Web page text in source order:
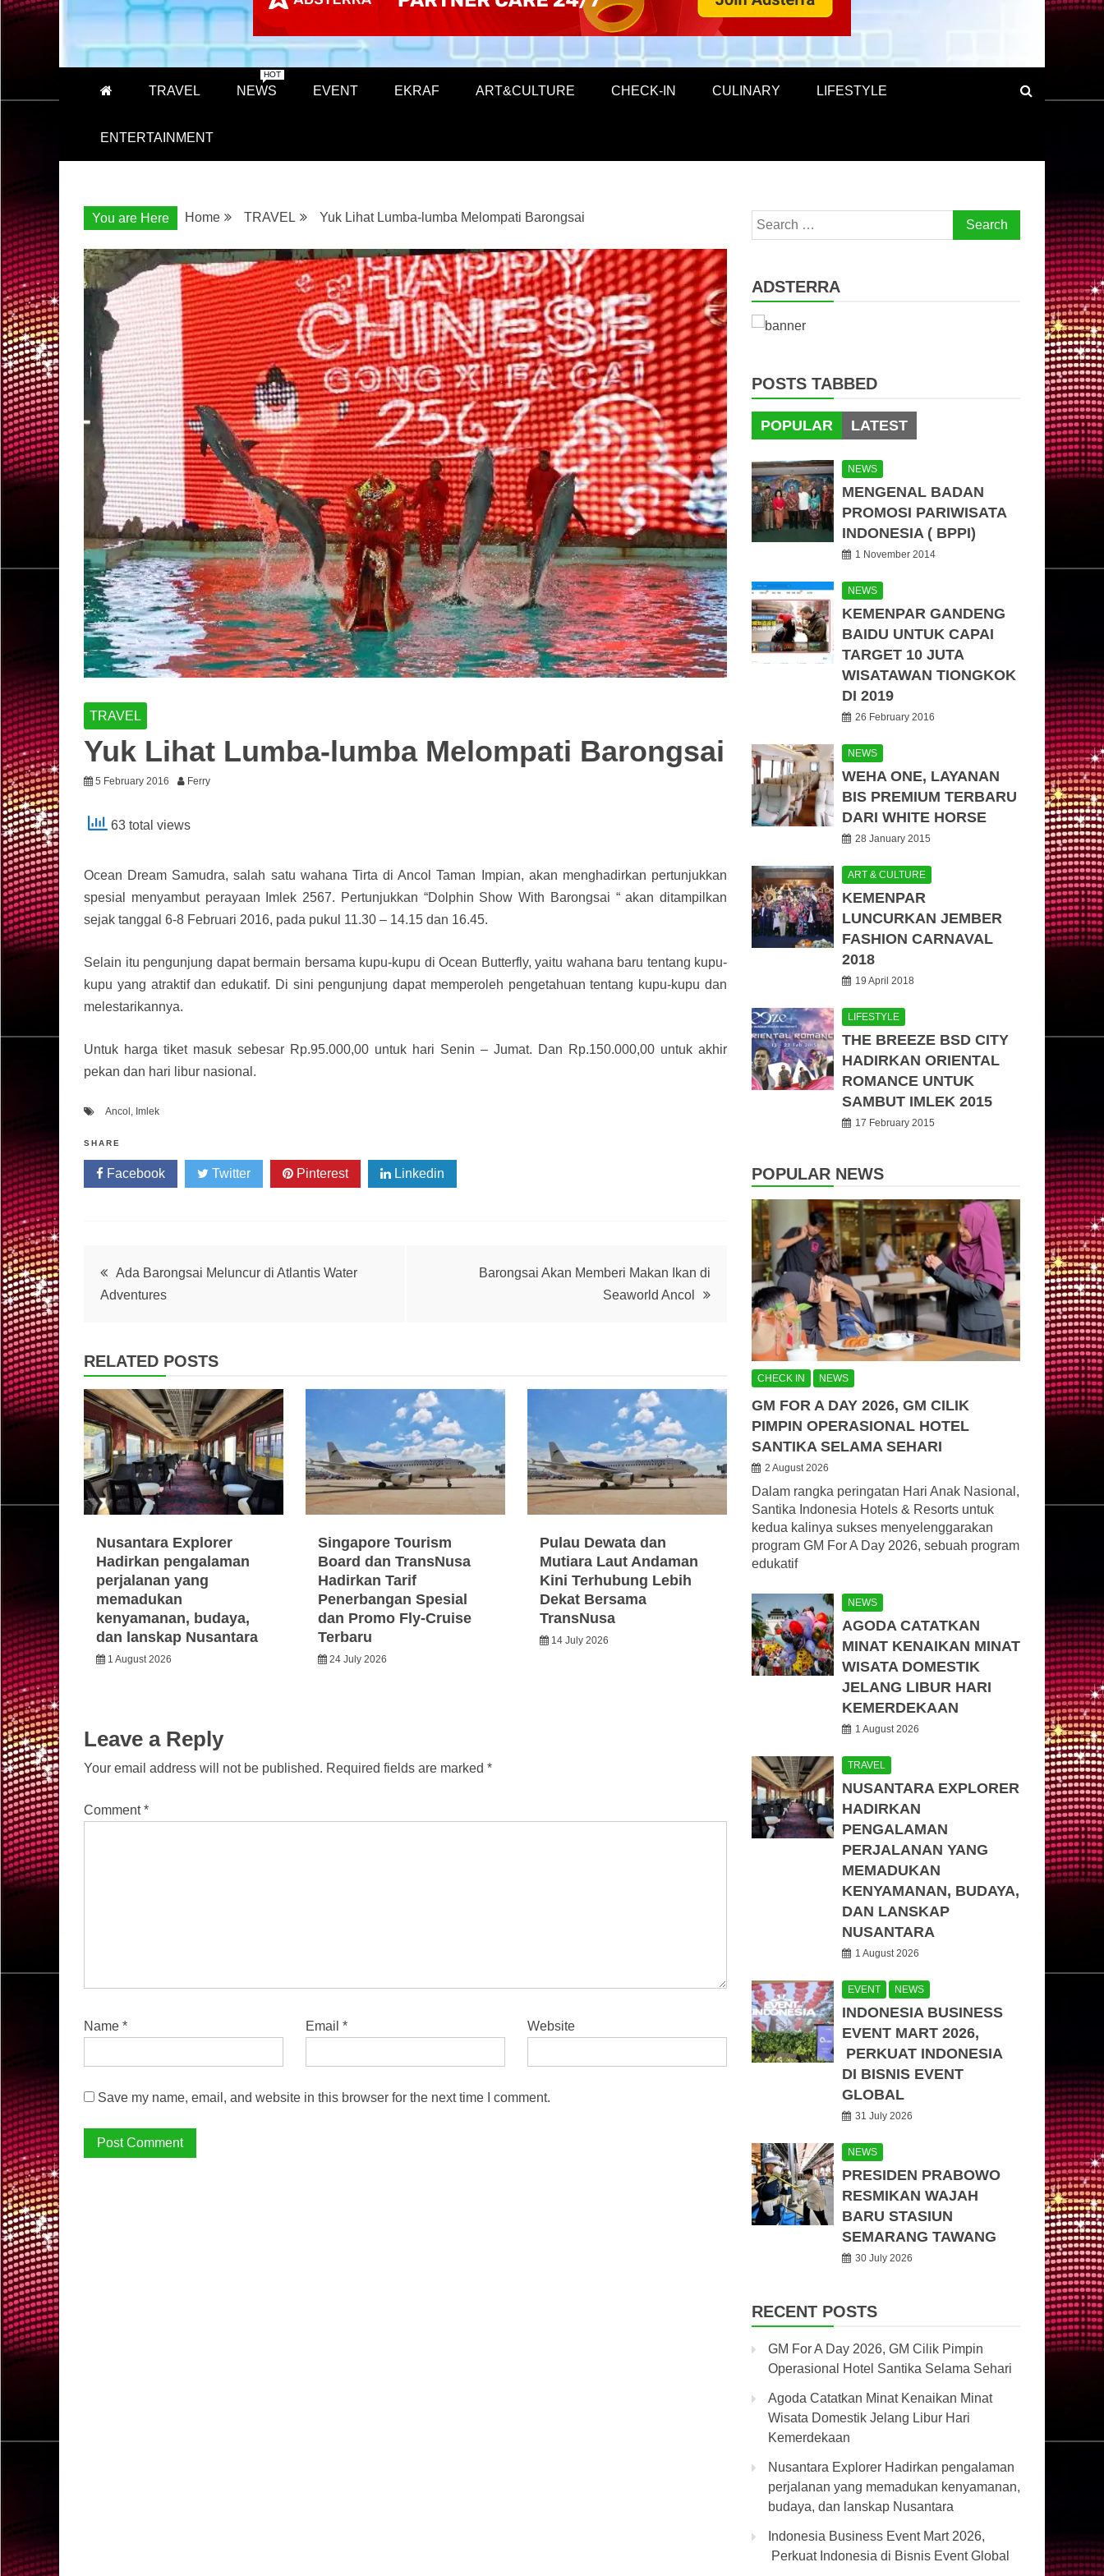
TRAVEL NEWS
HOT
EVENT EKRAF ART&CULTURE CHECK-IN CULINARY LIFESTYLE
ENTERTAINMENT
You are Here Home TRAVEL Yuk Lihat Lumba-lumba Melompati Barongsai
TRAVEL
Yuk Lihat Lumba-lumba Melompati Barongsai
5 February 2016 Ferry
63 total views
Ocean Dream Samudra, salah satu wahana Tirta di Ancol Taman Impian, akan menghadirkan pertunjukkan
spesial menyambut perayaan Imlek 2567. Pertunjukkan “Dolphin Show With Barongsai “ akan ditampilkan
sejak tanggal 6-8 Februari 2016, pada pukul 11.30 – 14.15 dan 16.45.
Selain itu pengunjung dapat bermain bersama kupu-kupu di Ocean Butterfly, yaitu wahana baru tentang kupu-
kupu yang atraktif dan edukatif. Di sini pengunjung dapat memperoleh pengetahuan tentang kupu-kupu dan
melestarikannya.
Untuk harga tiket masuk sebesar Rp.95.000,00 untuk hari Senin – Jumat. Dan Rp.150.000,00 untuk akhir
pekan dan hari libur nasional.
Ancol , Imlek
SHARE
Facebook Twitter Pinterest Linkedin
Post
Ada Barongsai Meluncur di Atlantis Water
Adventures
Barongsai Akan Memberi Makan Ikan di
Seaworld Ancol
RELATED POSTS
Nusantara Explorer
Hadirkan pengalaman
perjalanan yang
memadukan
kenyamanan, budaya,
dan lanskap Nusantara
1 August 2026
Singapore Tourism
Board dan TransNusa
Hadirkan Tarif
Penerbangan Spesial
dan Promo Fly-Cruise
Terbaru
24 July 2026
Pulau Dewata dan
Mutiara Laut Andaman
Kini Terhubung Lebih
Dekat Bersama
TransNusa
14 July 2026
Leave a Reply
Your email address will not be published. Required fields are marked *
Comment*
Name * Email* Website
Save my name, email, and website in this browser for the next time I comment.
Search
for:
ADSTERRA
POSTS TABBED
POPULAR LATEST
NEWS
MENGENAL BADAN
PROMOSI PARIWISATA
INDONESIA ( BPPI)
1 November 2014
NEWS
KEMENPAR GANDENG
BAIDU UNTUK CAPAI
TARGET 10 JUTA
WISATAWAN TIONGKOK
DI 2019
26 February 2016
NEWS
WEHA ONE, LAYANAN
BIS PREMIUM TERBARU
DARI WHITE HORSE
28 January 2015
ART & CULTURE
KEMENPAR
LUNCURKAN JEMBER
FASHION CARNAVAL
2018
19 April 2018
LIFESTYLE
THE BREEZE BSD CITY
HADIRKAN ORIENTAL
ROMANCE UNTUK
SAMBUT IMLEK 2015
17 February 2015
POPULAR NEWS
CHECK IN NEWS
GM FOR A DAY 2026, GM CILIK
PIMPIN OPERASIONAL HOTEL
SANTIKA SELAMA SEHARI
2 August 2026
Dalam rangka peringatan Hari Anak Nasional,
Santika Indonesia Hotels & Resorts untuk
kedua kalinya sukses menyelenggarakan
program GM For A Day 2026, sebuah program
edukatif
NEWS
AGODA CATATKAN
MINAT KENAIKAN MINAT
WISATA DOMESTIK
JELANG LIBUR HARI
KEMERDEKAAN
1 August 2026
TRAVEL
NUSANTARA EXPLORER
HADIRKAN
PENGALAMAN
PERJALANAN YANG
MEMADUKAN
KENYAMANAN, BUDAYA,
DAN LANSKAP
NUSANTARA
1 August 2026
EVENT NEWS
INDONESIA BUSINESS
EVENT MART 2026,
PERKUAT INDONESIA
DI BISNIS EVENT
GLOBAL
31 July 2026
NEWS
PRESIDEN PRABOWO
RESMIKAN WAJAH
BARU STASIUN
SEMARANG TAWANG
30 July 2026
RECENT POSTS
GM For A Day 2026, GM Cilik Pimpin
Operasional Hotel Santika Selama Sehari
Agoda Catatkan Minat Kenaikan Minat
Wisata Domestik Jelang Libur Hari
Kemerdekaan
Nusantara Explorer Hadirkan pengalaman
perjalanan yang memadukan kenyamanan,
budaya, dan lanskap Nusantara
Indonesia Business Event Mart 2026,
Perkuat Indonesia di Bisnis Event Global